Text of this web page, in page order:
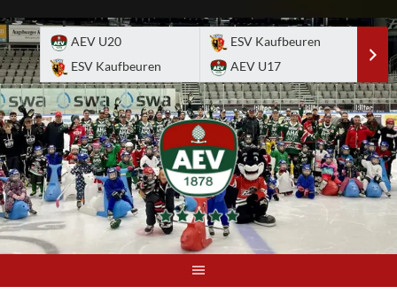
to
content
AEV U20
ESV Kaufbeuren
ESV Kaufbeuren
AEV U17